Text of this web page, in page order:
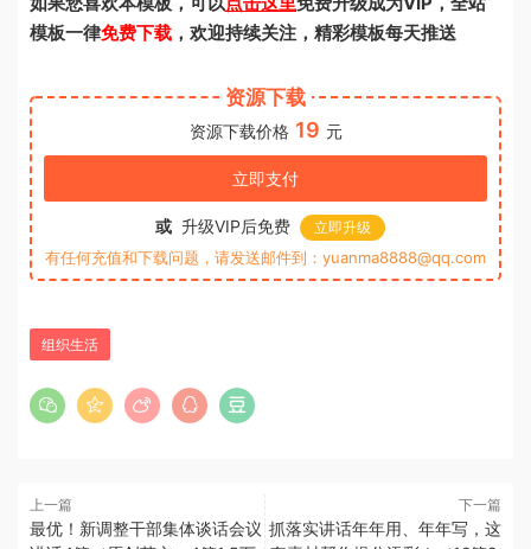
模板一律免费下载 ，欢迎持续关注，精彩模板每天推送
资源下载
资源下载价格 19 元
立即支付
或 升级VIP后免费 立即升级
有任何充值和下载问题，请发送邮件到：yuanma8888@qq.com
组织生活
上一篇
最优！新调整干部集体谈话会议
下一篇
抓落实讲话年年用、年年写，这